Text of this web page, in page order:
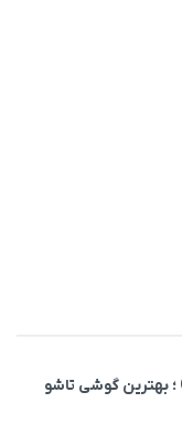
بررسی Galaxy Z Fold8 Ultra ؛ بهترین گوشی تاشو